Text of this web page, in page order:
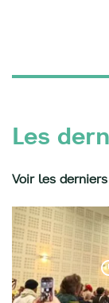
Les
Voir les